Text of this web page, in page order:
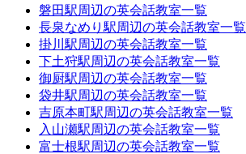
磐田駅周辺の英会話教室一覧
長泉なめり駅周辺の英会話教室一覧
掛川駅周辺の英会話教室一覧
下土狩駅周辺の英会話教室一覧
御厨駅周辺の英会話教室一覧
袋井駅周辺の英会話教室一覧
吉原本町駅周辺の英会話教室一覧
入山瀬駅周辺の英会話教室一覧
富士根駅周辺の英会話教室一覧